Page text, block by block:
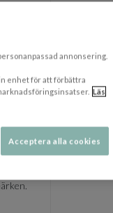
torr
och
annonsering.
enhet för att förbättra
Läs
Acceptera alla cookies